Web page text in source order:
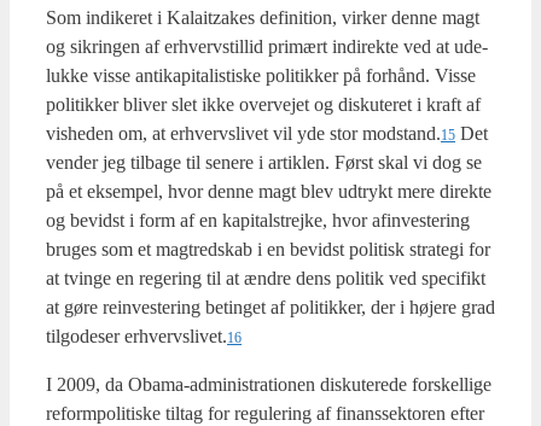
Som indi­ke­ret i Kalaitza­kes defi­ni­tion, vir­ker den­ne magt
og sik­rin­gen af erhverv­stil­lid pri­mært indi­rek­te ved at ude­
luk­ke vis­se anti­ka­pi­ta­li­sti­ske poli­tik­ker på for­hånd. Vis­se
poli­tik­ker bli­ver slet ikke over­ve­jet og dis­ku­te­ret i kraft af
vis­he­den om, at erhvervs­li­vet vil yde stor modstand.15 Det
ven­der jeg til­ba­ge til sene­re i artik­len. Først skal vi dog se
på et eksem­pel, hvor den­ne magt blev udtrykt mere direk­te
og bevidst i form af en kapi­tal­strej­ke, hvor afin­ve­ste­ring
bru­ges som et mag­tred­skab i en bevidst poli­tisk stra­te­gi for
at tvin­ge en rege­ring til at ændre dens poli­tik ved spe­ci­fikt
at gøre rein­ve­ste­ring betin­get af poli­tik­ker, der i høje­re grad
til­go­de­ser erhvervslivet.16
I 2009, da Oba­ma-admi­ni­stra­tio­nen dis­ku­te­re­de for­skel­li­ge
reform­po­li­ti­ske til­tag for regu­le­ring af finans­sek­to­ren efter